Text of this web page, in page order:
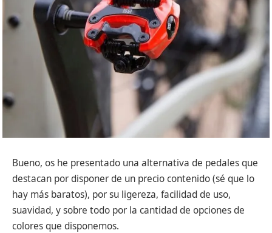
Bueno, os he presentado una alternativa de pedales que
destacan por disponer de un precio contenido (sé que lo
hay más baratos), por su ligereza, facilidad de uso,
suavidad, y sobre todo por la cantidad de opciones de
colores que disponemos.